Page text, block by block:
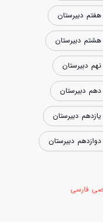
دبیرستان
دبیرستان
دبیرستان
دبیرستان
دبیرستان
دبیرستان
فارسی